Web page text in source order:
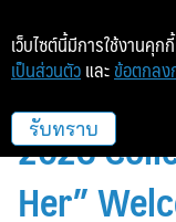
QUINN
2026
Her”
เว็บไซต์นี้มีการใช้งานคุก
เป็นส่วนตัว และ ข้อตกลง
รับทราบ